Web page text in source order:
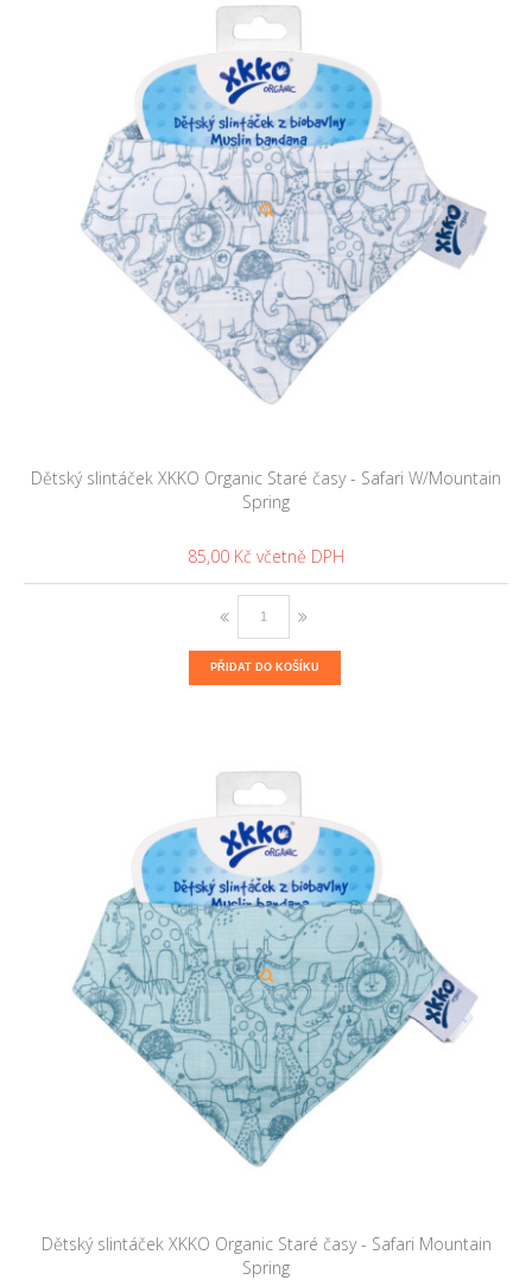
Dětský slintáček XKKO Organic Staré časy - Safari W/Mountain
Spring
85,00 Kč
PŘIDAT DO KOŠÍKU
Dětský slintáček XKKO Organic Staré časy - Safari Mountain
Spring